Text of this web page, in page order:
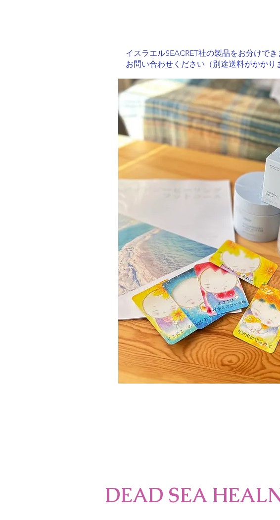
イスラエルSEACRET社の製品をお分けでき
お問い合わせください（別途送料がかかり
DEAD SEA